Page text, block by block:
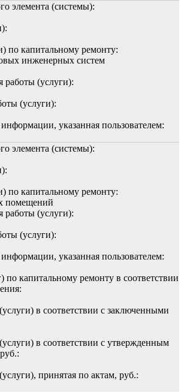
элемента (системы):
по капитальному ремонту:
инженерных систем
работы (услуги):
(услуги):
указанная пользователем:
элемента (системы):
по капитальному ремонту:
помещений
работы (услуги):
(услуги):
указанная пользователем:
по капитальному ремонту в соответствии
в соответствии с заключенными
в соответствии с утвержденным
принятая по актам, руб.: